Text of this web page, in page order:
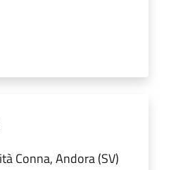
Conna, Andora (SV)